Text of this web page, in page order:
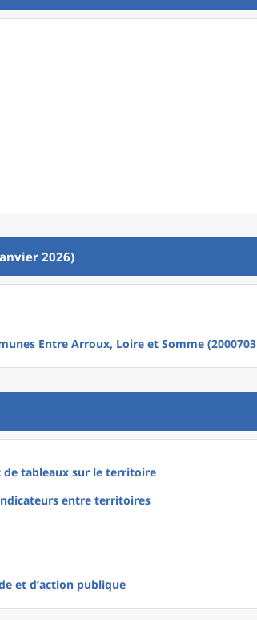
2026)
Entre Arroux, Loire et Somme
de tableaux sur le territoire
entre territoires
et d’action publique